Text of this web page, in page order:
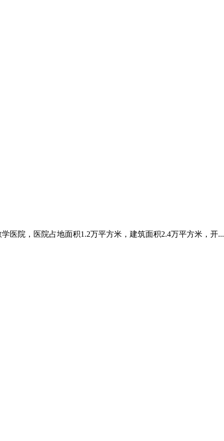
医院，医院占地面积1.2万平方米，建筑面积2.4万平方米，开...